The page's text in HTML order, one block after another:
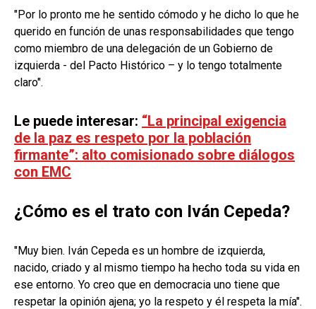
"Por lo pronto me he sentido cómodo y he dicho lo que he
querido en función de unas responsabilidades que tengo
como miembro de una delegación de un Gobierno de
izquierda - del Pacto Histórico – y lo tengo totalmente
claro".
Le puede interesar: “La principal exigencia
de la paz es respeto por la población
firmante”: alto comisionado sobre diálogos
con EMC
¿Cómo es el trato con Iván Cepeda?
"Muy bien. Iván Cepeda es un hombre de izquierda,
nacido, criado y al mismo tiempo ha hecho toda su vida en
ese entorno. Yo creo que en democracia uno tiene que
respetar la opinión ajena; yo la respeto y él respeta la mía".